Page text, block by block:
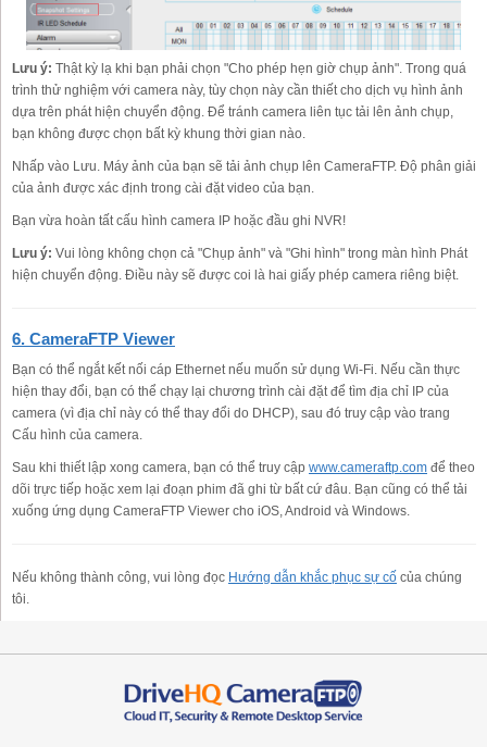
Lưu ý: Thật kỳ lạ khi bạn phải chọn "Cho phép hẹn giờ chụp ảnh". Trong quá
trình thử nghiệm với camera này, tùy chọn này cần thiết cho dịch vụ hình ảnh
dựa trên phát hiện chuyển động. Để tránh camera liên tục tải lên ảnh chụp,
bạn không được chọn bất kỳ khung thời gian nào.
Nhấp vào Lưu. Máy ảnh của bạn sẽ tải ảnh chụp lên CameraFTP. Độ phân giải
của ảnh được xác định trong cài đặt video của bạn.
Bạn vừa hoàn tất cấu hình camera IP hoặc đầu ghi NVR!
Lưu ý: Vui lòng không chọn cả "Chụp ảnh" và "Ghi hình" trong màn hình Phát
hiện chuyển động. Điều này sẽ được coi là hai giấy phép camera riêng biệt.
6. CameraFTP Viewer
Bạn có thể ngắt kết nối cáp Ethernet nếu muốn sử dụng Wi-Fi. Nếu cần thực
hiện thay đổi, bạn có thể chạy lại chương trình cài đặt để tìm địa chỉ IP của
camera (vì địa chỉ này có thể thay đổi do DHCP), sau đó truy cập vào trang
Cấu hình của camera.
Sau khi thiết lập xong camera, bạn có thể truy cập www.cameraftp.com để theo
dõi trực tiếp hoặc xem lại đoạn phim đã ghi từ bất cứ đâu. Bạn cũng có thể tải
xuống ứng dụng CameraFTP Viewer cho iOS, Android và Windows.
Nếu không thành công, vui lòng đọc Hướng dẫn khắc phục sự cố của chúng
tôi.